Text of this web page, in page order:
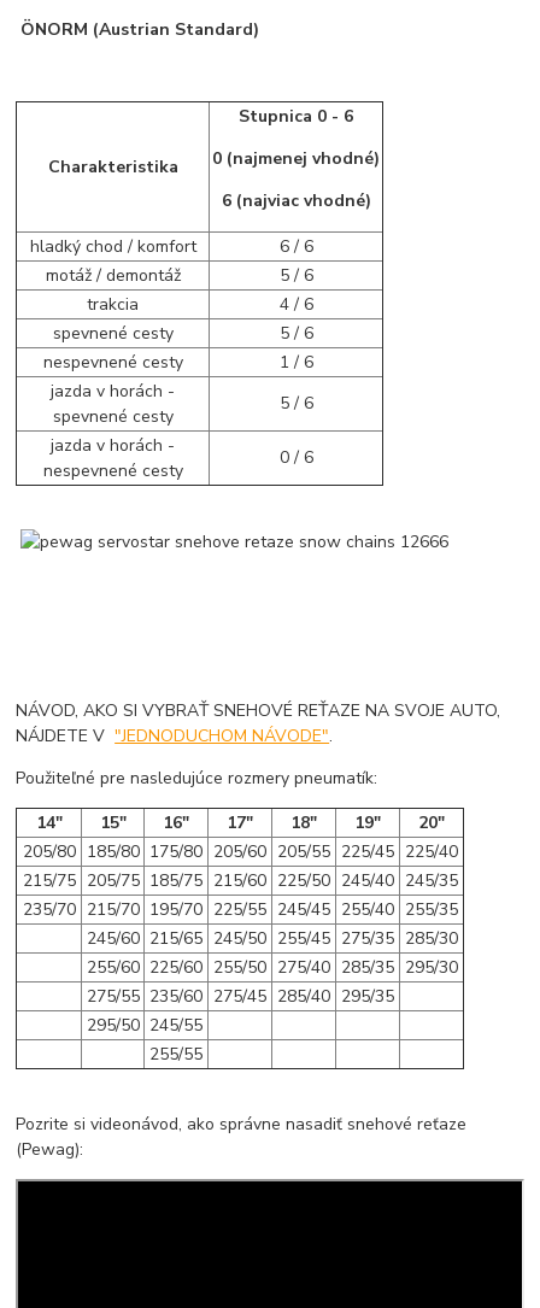
ÖNORM (Austrian Standard)
Charakteristika
Stupnica 0 - 6
0 (najmenej vhodné)
6 (najviac vhodné)
hladký chod / komfort
6 / 6
motáž / demontáž
5 / 6
trakcia
4 / 6
spevnené cesty
5 / 6
nespevnené cesty
1 / 6
jazda v horách -
spevnené cesty
5 / 6
jazda v horách -
nespevnené cesty
0 / 6
NÁVOD, AKO SI VYBRAŤ SNEHOVÉ REŤAZE NA SVOJE AUTO,
NÁJDETE V"JEDNODUCHOM NÁVODE".
Použiteľné pre nasledujúce rozmery pneumatík:
14"
15" 16" 17" 18" 19"
20"
205/80 185/80 175/80 205/60 205/55 225/45 225/40
215/75 205/75 185/75 215/60 225/50 245/40 245/35
235/70 215/70 195/70 225/55 245/45 255/40 255/35
245/60 215/65 245/50 255/45 275/35 285/30
255/60 225/60 255/50 275/40 285/35 295/30
275/55 235/60 275/45 285/40 295/35
295/50 245/55
255/55
Pozrite si videonávod, ako správne nasadiť snehové reťaze
(Pewag):